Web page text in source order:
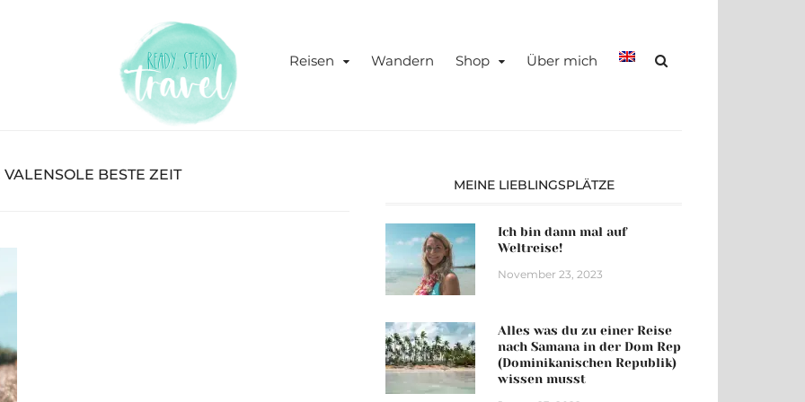
Ready, steady, TRAVEL –
Reisen Wandern Shop Über mich
VALENSOLE BESTE ZEIT
MEINE LIEBLINGSPLÄTZE
Ich bin dann mal auf
Weltreise!
November 23, 2023
Alles was du zu einer Reise
nach Samana in der Dom Rep
(Dominikanischen Republik)
wissen musst